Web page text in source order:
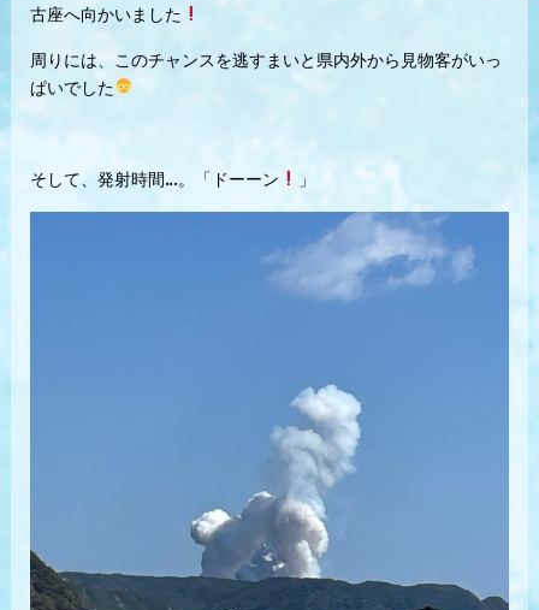
古座へ向かいました
周りには、このチャンスを逃すまいと県内外から見物客がいっ
ぱいでした
そして、発射時間…。「ドーーン 」